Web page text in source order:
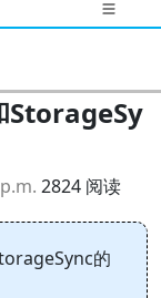
StorageSy
2824 阅读
的